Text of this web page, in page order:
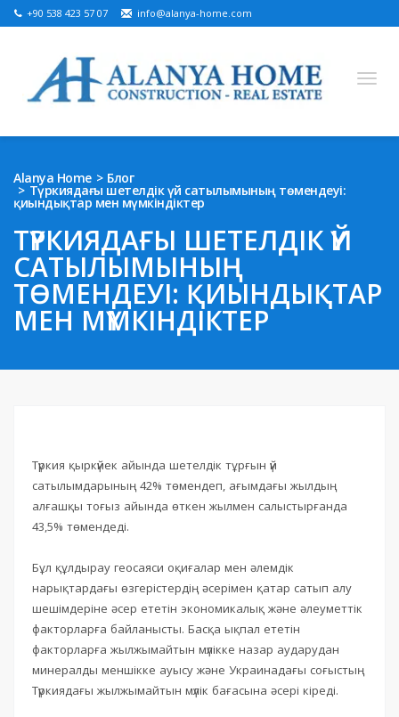
+90 538 423 57 07 info@alanya-home.com
Persian Bosnian French Kazakh
Ukrainian
САТУҒА АРНАЛҒАН ЖОБАЛАР
ДАЙЫН СИПАТТАР
ЖЕР ТЕЛІМІ САТЫЛАДЫ
АЛАНЬЯДАҒЫ ЖЫЛЖЫМАЙТЫН МҮЛІК
Alanya Home Блог
Түркиядағы шетелдік үй сатылымының төмендеуі:
қиындықтар мен мүмкіндіктер
ТҮРКИЯДАҒЫ ШЕТЕЛДІК ҮЙ
САТЫЛЫМЫНЫҢ
ТӨМЕНДЕУІ: ҚИЫНДЫҚТАР
МЕН МҮМКІНДІКТЕР
Түркия қыркүйек айында шетелдік тұрғын үй
сатылымдарының 42% төмендеп, ағымдағы жылдың
алғашқы тоғыз айында өткен жылмен салыстырғанда
43,5% төмендеді.
Бұл құлдырау геосаяси оқиғалар мен әлемдік
нарықтардағы өзгерістердің әсерімен қатар сатып алу
шешімдеріне әсер ететін экономикалық және әлеуметтік
факторларға байланысты. Басқа ықпал ететін
факторларға жылжымайтын мүлікке назар аударудан
минералды меншікке ауысу және Украинадағы соғыстың
Түркиядағы жылжымайтын мүлік бағасына әсері кіреді.